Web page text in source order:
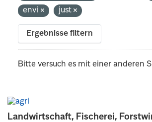
Landwirtschaft, Fischerei,
envi
just
Ergebnisse filtern
Bitte versuch es mit einer anderen